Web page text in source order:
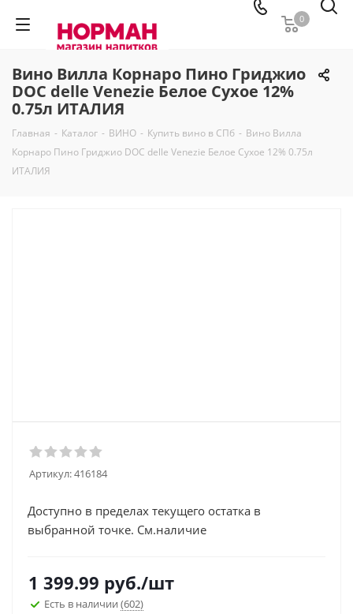
0
Вино Вилла Корнаро Пино Гриджио
DOC delle Venezie Белое Сухое 12%
0.75л ИТАЛИЯ
Главная - Каталог - ВИНО - Купить вино в СПб - Вино Вилла
Корнаро Пино Гриджио DOC delle Venezie Белое Сухое 12% 0.75л
ИТАЛИЯ
Артикул:416184
Доступно в пределах текущего остатка в
выбранной точке. См.наличие
1 399.99 руб./шт
Есть в наличии (602)